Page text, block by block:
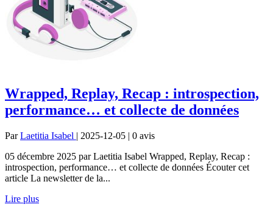
Wrapped, Replay, Recap : introspection,
performance… et collecte de données
ParLaetitia Isabel | 2025-12-05 | 0 avis
05 décembre 2025 par Laetitia Isabel Wrapped, Replay, Recap :
introspection, performance… et collecte de données Écouter cet
article La newsletter de la...
Lire plus